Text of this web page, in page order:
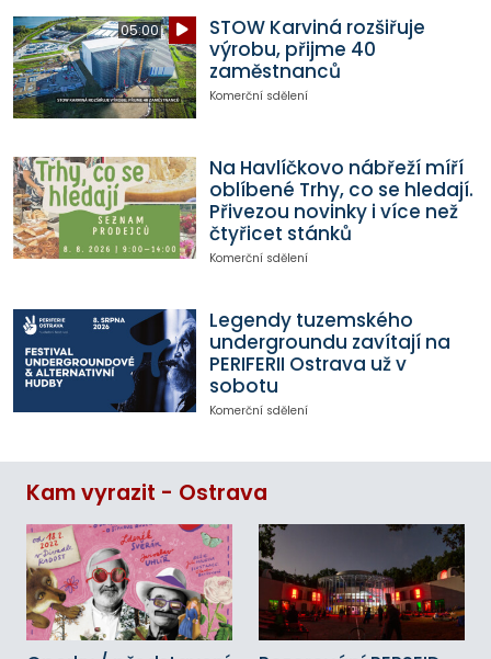
05:00
STOW Karviná rozšiřuje
výrobu, přijme 40
zaměstnanců
Komerční sdělení
Na Havlíčkovo nábřeží míří
oblíbené Trhy, co se hledají.
Přivezou novinky i více než
čtyřicet stánků
Komerční sdělení
Legendy tuzemského
undergroundu zavítají na
PERIFERII Ostrava už v
sobotu
Komerční sdělení
Kam vyrazit - Ostrava